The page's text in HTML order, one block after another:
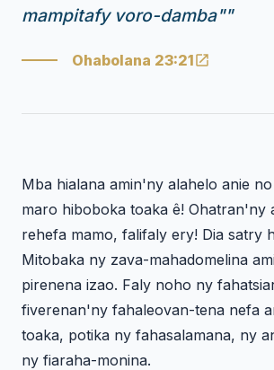
mampitafy voro-damba""
Ohabolana 23:21
Mba hialana amin'ny alahelo anie
maro hiboboka toaka ê! Ohatran'ny
rehefa mamo, falifaly ery! Dia satry
Mitobaka ny zava-mahadomelina
pirenena izao. Faly noho ny
fiverenan'ny fahaleovan-tena nefa
toaka, potika ny fahasalamana, ny
ny fiaraha-monina.